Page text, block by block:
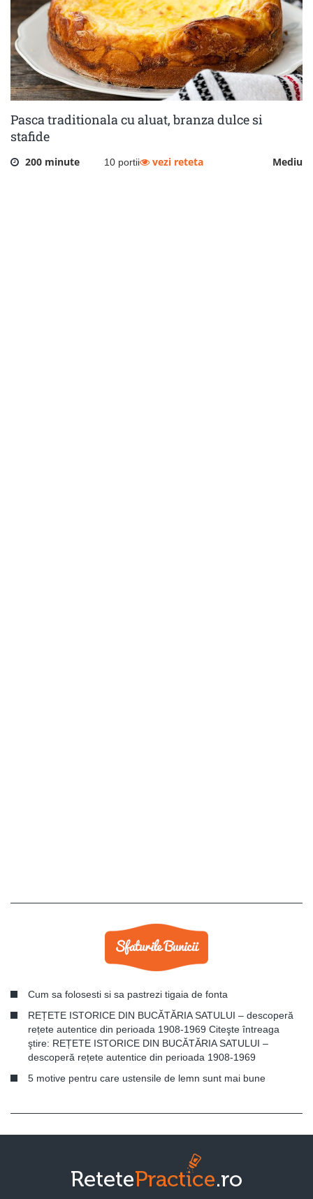
Pasca traditionala cu aluat, branza dulce si
stafide
200 minute 10 portii Mediu
vezi reteta
Cum sa folosesti si sa pastrezi tigaia de fonta
REȚETE ISTORICE DIN BUCĂTĂRIA SATULUI – descoperă
rețete autentice din perioada 1908-1969 Citeşte întreaga
ştire: REȚETE ISTORICE DIN BUCĂTĂRIA SATULUI –
descoperă rețete autentice din perioada 1908-1969
5 motive pentru care ustensile de lemn sunt mai bune